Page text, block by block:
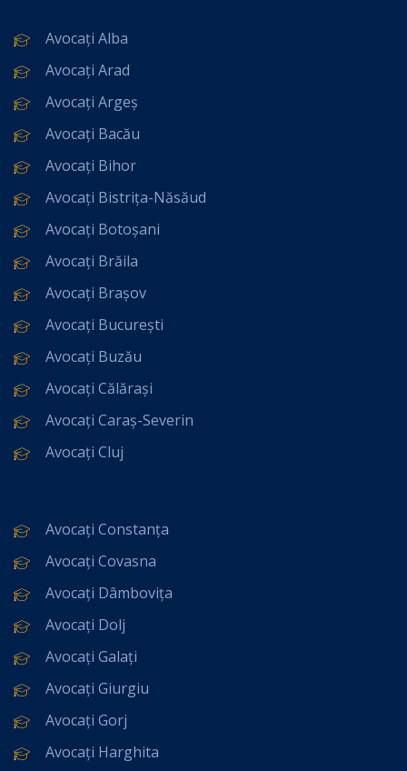
Avocați Alba
Avocați Arad
Avocați Argeș
Avocați Bacău
Avocați Bihor
Avocați Bistrița-Năsăud
Avocați Botoșani
Avocați Brăila
Avocați Brașov
Avocați București
Avocați Buzău
Avocați Călărași
Avocați Caraș-Severin
Avocați Cluj
Avocați Constanța
Avocați Covasna
Avocați Dâmbovița
Avocați Dolj
Avocați Galați
Avocați Giurgiu
Avocați Gorj
Avocați Harghita